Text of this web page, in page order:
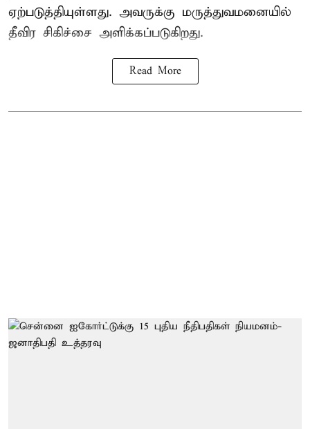
ஏற்படுத்தியுள்ளது. அவருக்கு மருத்துவமனையில்
தீவிர சிகிச்சை அளிக்கப்படுகிறது.
Read More